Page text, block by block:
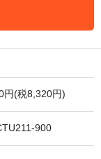
円(税8,320円)
900